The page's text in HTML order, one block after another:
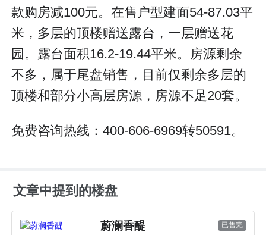
款购房减100元。在售户型建面54-87.03平
米，多层的顶楼赠送露台，一层赠送花
园。露台面积16.2-19.44平米。房源剩余
不多，属于尾盘销售，目前仅剩余多层的
顶楼和部分小高层房源，房源不足20套。
免费咨询热线：400-606-6969转50591。
文章中提到的楼盘
蔚澜香醍 已售完